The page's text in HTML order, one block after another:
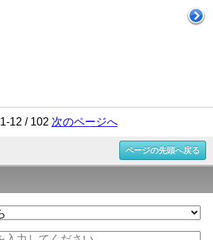
1-12 / 102 次のページへ
ページの先頭へ戻る